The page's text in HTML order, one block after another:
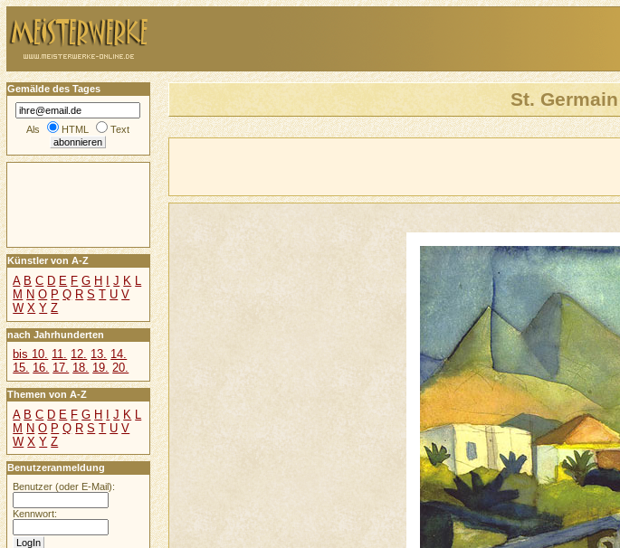
St.
Gemälde des Tages
Als HTML Text
Künstler von A-Z
A B C D E F G H J K L
M N O P Q R S T U V
W X Y Z
nach Jahrhunderten
bis 10. 11. 12. 13. 14.
15. 16. 17. 18. 19. 20.
Themen von A-Z
A B C D E F G H I J K L
M N O P Q R S T U V
W X Y Z
Benutzeranmeldung
Benutzer (oder E-Mail):
Kennwort: